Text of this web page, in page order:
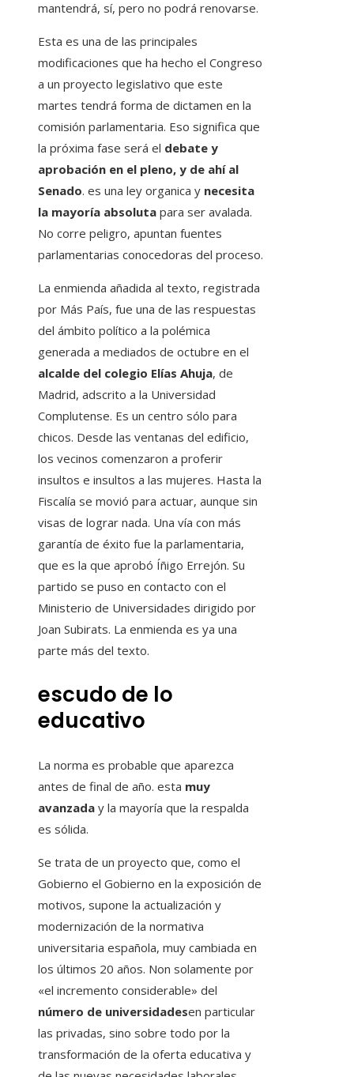
mantendrá, sí, pero no podrá renovarse.
Esta es una de las principales
modificaciones que ha hecho el Congreso
a un proyecto legislativo que este
martes tendrá forma de dictamen en la
comisión parlamentaria. Eso significa que
la próxima fase será el debate y
aprobación en el pleno, y de ahí al
Senado. es una ley organica y necesita
la mayoría absoluta para ser avalada.
No corre peligro, apuntan fuentes
parlamentarias conocedoras del proceso.
La enmienda añadida al texto, registrada
por Más País, fue una de las respuestas
del ámbito político a la polémica
generada a mediados de octubre en el
alcalde del colegio Elías Ahuja, de
Madrid, adscrito a la Universidad
Complutense. Es un centro sólo para
chicos. Desde las ventanas del edificio,
los vecinos comenzaron a proferir
insultos e insultos a las mujeres. Hasta la
Fiscalía se movió para actuar, aunque sin
visas de lograr nada. Una vía con más
garantía de éxito fue la parlamentaria,
que es la que aprobó Íñigo Errejón. Su
partido se puso en contacto con el
Ministerio de Universidades dirigido por
Joan Subirats. La enmienda es ya una
parte más del texto.
escudo de lo
educativo
La norma es probable que aparezca
antes de final de año. esta muy
avanzada y la mayoría que la respalda
es sólida.
Se trata de un proyecto que, como el
Gobierno el Gobierno en la exposición de
motivos, supone la actualización y
modernización de la normativa
universitaria española, muy cambiada en
los últimos 20 años. Non solamente por
«el incremento considerable» del
número de universidadesen particular
las privadas, sino sobre todo por la
transformación de la oferta educativa y